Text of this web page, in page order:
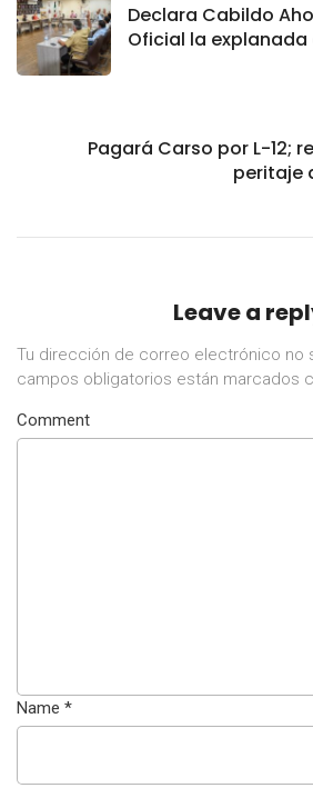
Declara Cabildo
Oficial la explanada
Pagará Carso por L-12;
peritaje
Leave a
Tu dirección de correo electrónico no
campos obligatorios están marcados
Comment
Name *